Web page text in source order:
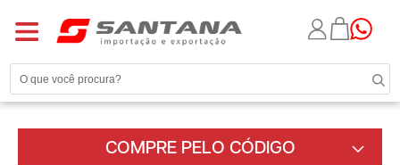
COMPRE PELO CÓDIGO